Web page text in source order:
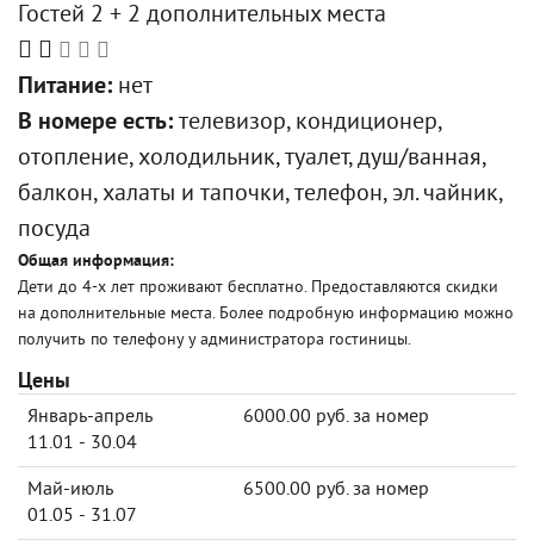
Гостей 2 + 2 дополнительных места
Питание: нет
В номере есть: телевизор, кондиционер,
отопление, холодильник, туалет, душ/ванная,
балкон, халаты и тапочки, телефон, эл. чайник,
посуда
Общая информация:
Дети до 4-х лет проживают бесплатно. Предоставляются скидки
на дополнительные места. Более подробную информацию можно
получить по телефону у администратора гостиницы.
Цены
Январь-апрель
11.01 - 30.04
6000.00 руб. за номер
Май-июль
01.05 - 31.07
6500.00 руб. за номер